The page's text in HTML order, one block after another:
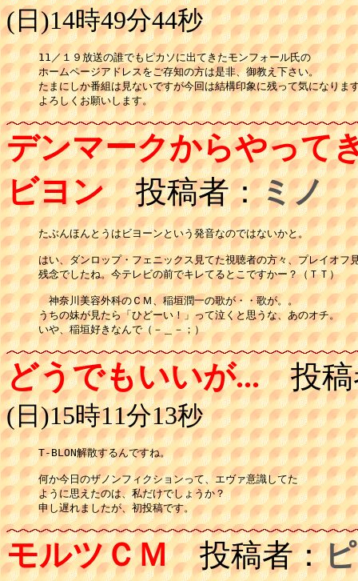
(日)14時49分44秒
11／１９放送の誰でもピカソに出てきたモンフォール氏の
ホームページアドレスをご存知の方は是非、御教え下さい。
たまにしか番組は見ないですが今回は結構印象に残って気になりま
よろしくお願いします。
デンマークからやって
ビヨン投稿者：ミノ
たぶんほんとうはビヨーンという発音なのではないかと。
はい、ダンロップ・フェニックス見てた視聴者の方々、プレイオフ
残念でしたね。今テレビの前でキレてるとこですかー？（ＴＴ）
神奈川美容外科のＣＭ、稲垣潤一の歌が・・歌が。。
うちの妹が見たら「ひどーい！」って泣くと思うな、あのオチ。
いや、稲垣好きなんで（－＿－；）
どうでもいいが...投稿
(日)15時11分13秒
T-BLON解散するんですね。
何か今日のザノンフィクションって、エヴァ意識してた
ように思えたのは、私だけでしょうか？
申し遅れましたが、初投稿です。
モルツＣＭ投稿者：